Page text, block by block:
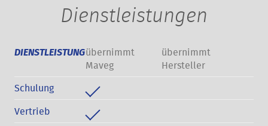
Dienstleistungen
DIENSTLEISTUNGübernimmt
Maveg
übernimmt
Hersteller
Schulung
Vertrieb